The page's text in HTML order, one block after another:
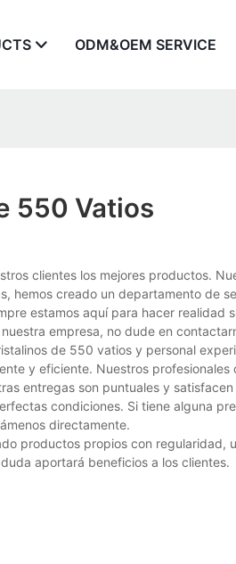
ODM&OEM SERVICE
550 Vatios
clientes los mejores productos.
hemos creado un departamento de
estamos aquí para hacer realidad
empresa, no dude en
de 550 vatios y personal
y eficiente. Nuestros
entregas son puntuales y
condiciones. Si tiene alguna
directamente.
productos propios con regularidad,
aportará beneficios a los clientes.